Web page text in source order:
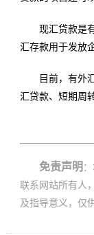
现汇贷款是
汇存款用于发放
目前，有外
汇贷款、短期周
免责声明
联系网站所有人
及指导意义，仅